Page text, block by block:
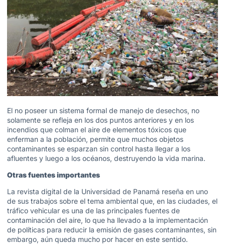
El no poseer un sistema formal de manejo de desechos, no
solamente se refleja en los dos puntos anteriores y en los
incendios que colman el aire de elementos tóxicos que
enferman a la población, permite que muchos objetos
contaminantes se esparzan sin control hasta llegar a los
afluentes y luego a los océanos, destruyendo la vida marina.
Otras fuentes importantes
La revista digital de la Universidad de Panamá reseña en uno
de sus trabajos sobre el tema ambiental que, en las ciudades, el
tráfico vehicular es una de las principales fuentes de
contaminación del aire, lo que ha llevado a la implementación
de políticas para reducir la emisión de gases contaminantes, sin
embargo, aún queda mucho por hacer en este sentido.